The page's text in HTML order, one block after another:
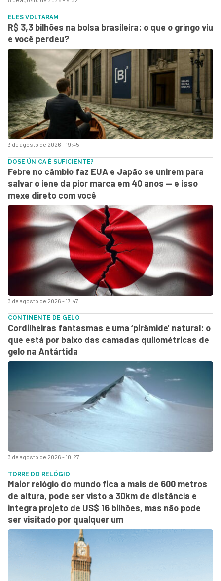
3 de agosto de 2026 - 19:45
ELES VOLTARAM
R$ 3,3 bilhões na bolsa brasileira: o que o gringo viu
e você perdeu?
3 de agosto de 2026 - 17:47
DOSE ÚNICA É SUFICIENTE?
Febre no câmbio faz EUA e Japão se unirem para
salvar o iene da pior marca em 40 anos — e isso
mexe direto com você
3 de agosto de 2026 - 10:27
CONTINENTE DE GELO
Cordilheiras fantasmas e uma ‘pirâmide’ natural: o
que está por baixo das camadas quilométricas de
gelo na Antártida
TORRE DO RELÓGIO
Maior relógio do mundo fica a mais de 600 metros
de altura, pode ser visto a 30km de distância e
integra projeto de US$ 16 bilhões, mas não pode
ser visitado por qualquer um